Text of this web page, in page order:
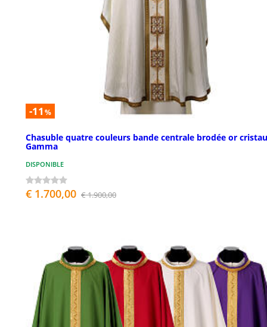
-11 %
Chasuble quatre couleurs bande centrale brodée or
Gamma
DISPONIBLE
€ 1.700,00 € 1.900,00